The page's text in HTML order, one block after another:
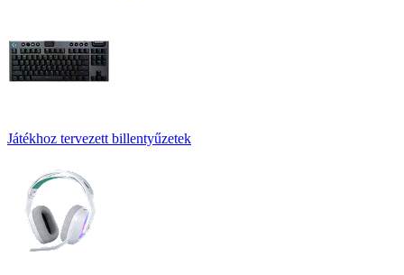
Játékhoz tervezett billentyűzetek